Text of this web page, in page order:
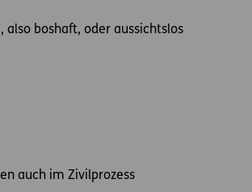
boshaft, oder aussichtslos
auch im Zivilprozess